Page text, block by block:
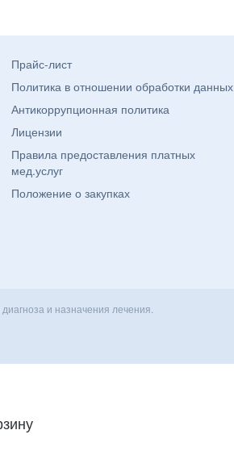
Прайс-лист
Политика в отношении обработки данных
Антикоррупционная политика
Лицензии
Правила предоставления платных
мед.услуг
Положение о закупках
и назначения лечения.